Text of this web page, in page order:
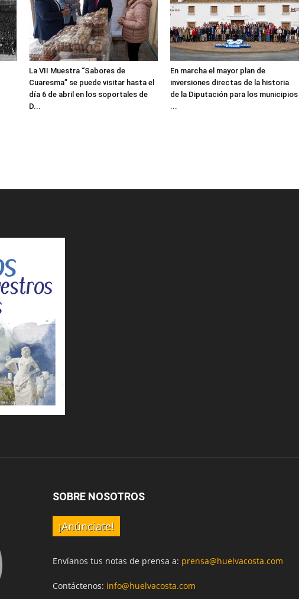
La VII Muestra “Sabores de
Cuaresma” se puede visitar hasta el
día 6 de abril en los soportales de
D...
En marcha el mayor plan de
inversiones directas de la historia
de la Diputación para los municipios
...
SOBRE NOSOTROS
¡Anúnciate!
Envíanos tus notas de prensa a: prensa@huelvacosta.com
Contáctenos: info@huelvacosta.com